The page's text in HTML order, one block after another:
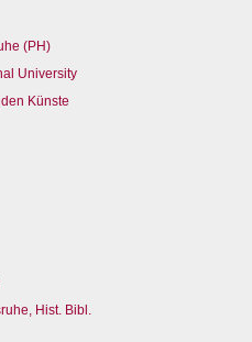
(PH)
University
Künste
Hist. Bibl.